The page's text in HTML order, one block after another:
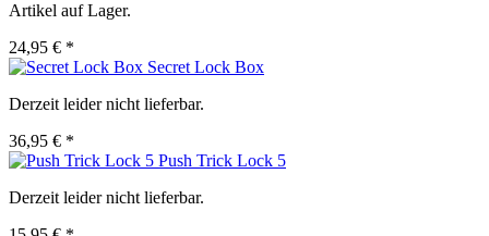
Artikel auf Lager.
24,95 € *
Secret Lock Box
Derzeit leider nicht lieferbar.
36,95 € *
Push Trick Lock 5
Derzeit leider nicht lieferbar.